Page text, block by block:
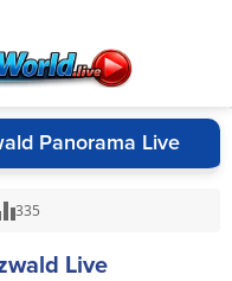
Panorama Live
335
Live